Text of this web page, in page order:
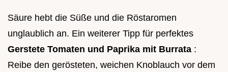
Säure hebt die Süße und die Röstaromen
unglaublich an. Ein weiterer Tipp für perfektes
Gerstete Tomaten und Paprika mit Burrata :
Reibe den gerösteten, weichen Knoblauch vor dem